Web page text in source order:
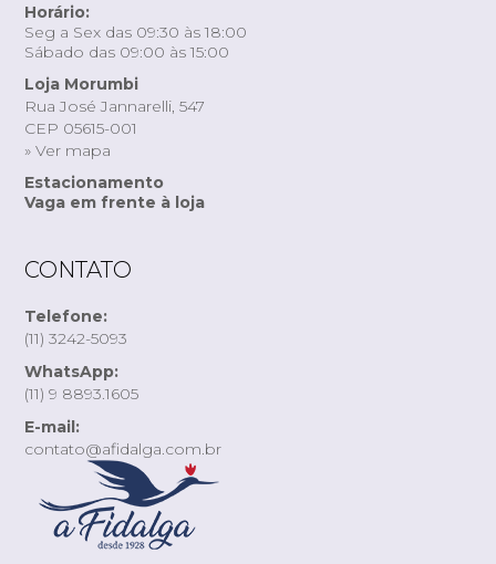
Horário:
Seg a Sex das 09:30 às 18:00
Sábado das 09:00 às 15:00
Loja Morumbi
Rua José Jannarelli, 547
CEP 05615-001
» Ver mapa
Estacionamento
Vaga em frente à loja
CONTATO
Telefone:
(11) 3242-5093
WhatsApp:
(11) 9 8893.1605
E-mail:
contato@afidalga.com.br